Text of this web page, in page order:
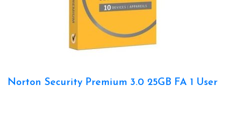
Norton Security Premium 3.0 25GB FA 1 User